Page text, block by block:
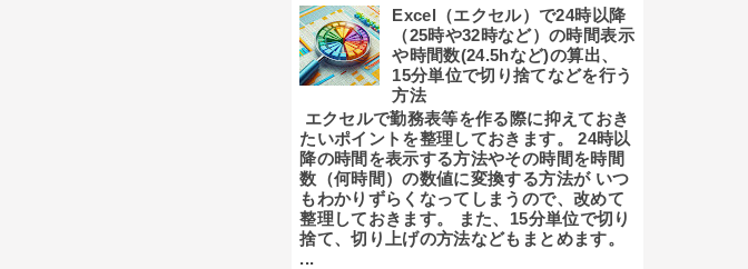
Excel（エクセル）で24時以降
（25時や32時など）の時間表示
や時間数(24.5hなど)の算出、
15分単位で切り捨てなどを行う
方法
エクセルで勤務表等を作る際に抑えておき
たいポイントを整理しておきます。 24時以
降の時間を表示する方法やその時間を時間
数（何時間）の数値に変換する方法が いつ
もわかりずらくなってしまうので、改めて
整理しておきます。 また、15分単位で切り
捨て、切り上げの方法などもまとめます。
...